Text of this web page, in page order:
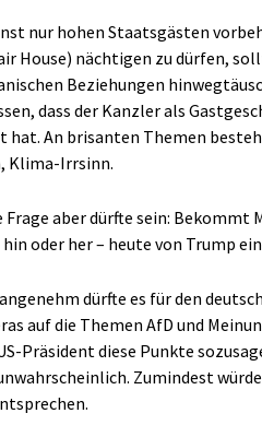
nur hohen Staatsgästen
House) nächtigen zu dürfen,
Beziehungen
dass der Kanzler als
hat. An brisanten Themen
Klima-Irrsinn.
Frage aber dürfte sein: Bekommt
oder her – heute von Trump
dürfte es für den
auf die Themen AfD und
Präsident diese Punkte
Zumindest